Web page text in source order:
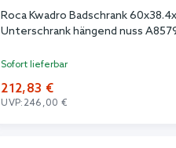
Roca Kwadro Badschrank
Unterschrank hängend nuss
Sofort lieferbar
212,83 €
UVP: 246,00 €